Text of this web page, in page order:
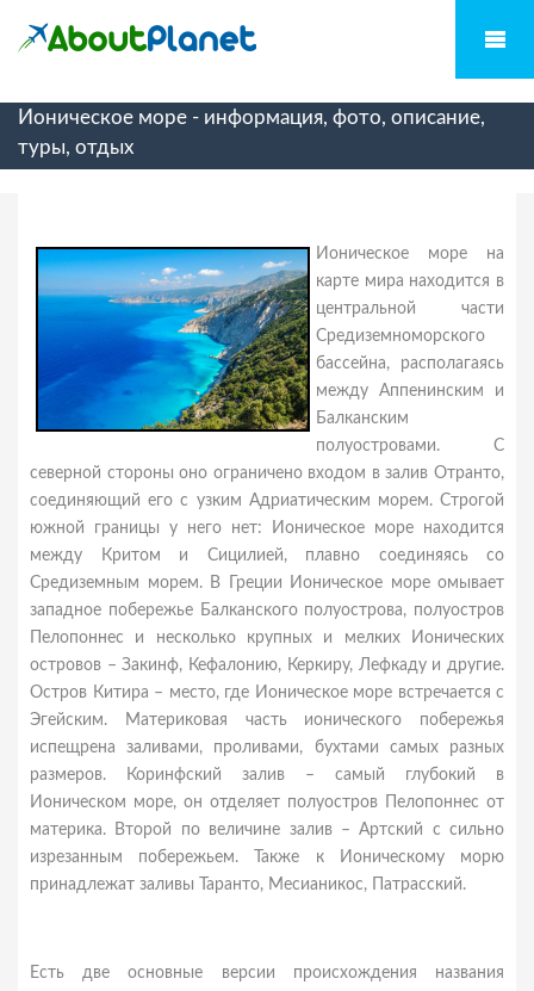
Ионическое море - информация, фото, описание,
туры, отдых
Ионическое море на
карте мира находится в
центральной части
Средиземноморского
бассейна, располагаясь
между Аппенинским и
Балканским
полуостровами. С
северной стороны оно ограничено входом в залив Отранто,
соединяющий его с узким Адриатическим морем. Строгой
южной границы у него нет: Ионическое море находится
между Критом и Сицилией, плавно соединяясь со
Средиземным морем. В Греции Ионическое море омывает
западное побережье Балканского полуострова, полуостров
Пелопоннес и несколько крупных и мелких Ионических
островов – Закинф, Кефалонию, Керкиру, Лефкаду и другие.
Остров Китира – место, где Ионическое море встречается с
Эгейским. Материковая часть ионического побережья
испещрена заливами, проливами, бухтами самых разных
размеров. Коринфский залив – самый глубокий в
Ионическом море, он отделяет полуостров Пелопоннес от
материка. Второй по величине залив – Артский с сильно
изрезанным побережьем. Также к Ионическому морю
принадлежат заливы Таранто, Месианикос, Патрасский.
Есть две основные версии происхождения названия